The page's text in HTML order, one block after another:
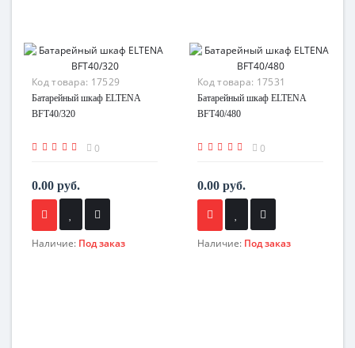
Код товара: 17529
Батарейный шкаф ELTENA
BFT40/320
0
0.00 руб.
Наличие: Под заказ
Код товара: 17531
Батарейный шкаф ELTENA
BFT40/480
0
0.00 руб.
Наличие: Под заказ